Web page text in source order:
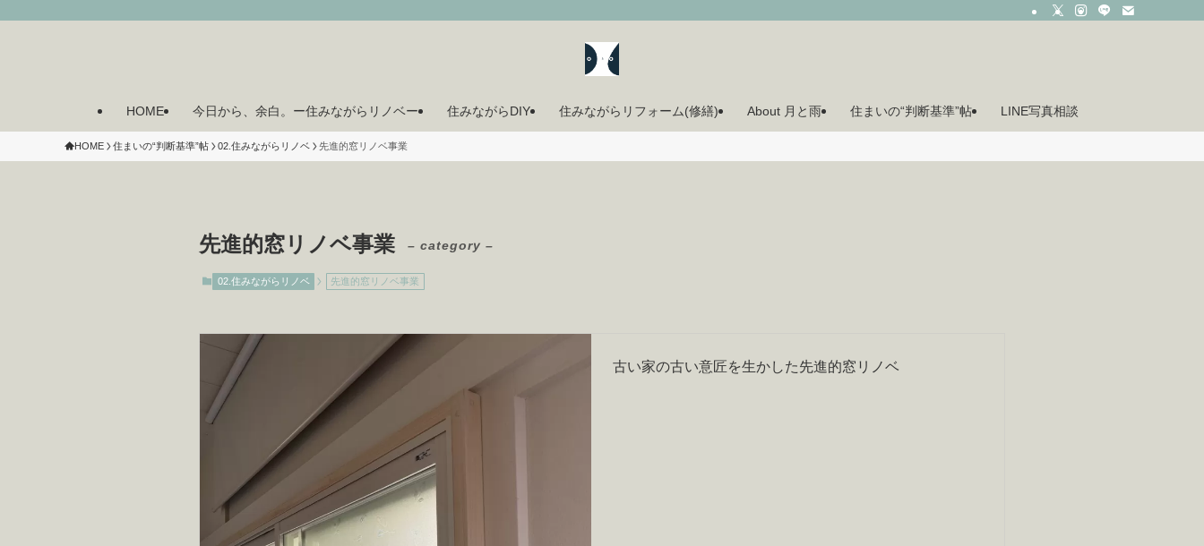
HOME 今日から、余白。ー住みながらリノベー 住みながらDIY 住みながらリフォーム(修繕) About 月と雨 住まいの“判断基準”帖 LINE写真相談
HOME 住まいの“判断基準”帖 02.住みながらリノベ 先進的窓リノベ事業
先進的窓リノベ事業 – category –
02.住みながらリノベ 先進的窓リノベ事業
古い家の古い意匠を生かした先進的窓リノベ